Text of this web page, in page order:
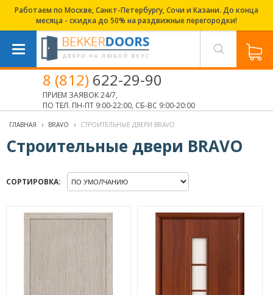
Работаем по Москве, Санкт-Петербургу, Сочи и Казани. До конца
месяца - скидка до 50% на раздвижные перегородки!
8 (812) 622-29-90
ПРИЕМ ЗАЯВОК 24/7,
ПО ТЕЛ. ПН-ПТ 9:00-22:00, СБ-ВС 9:00-20:00
ГЛАВНАЯ › BRAVO › СТРОИТЕЛЬНЫЕ ДВЕРИ BRAVO
Строительные двери BRAVO
СОРТИРОВКА: